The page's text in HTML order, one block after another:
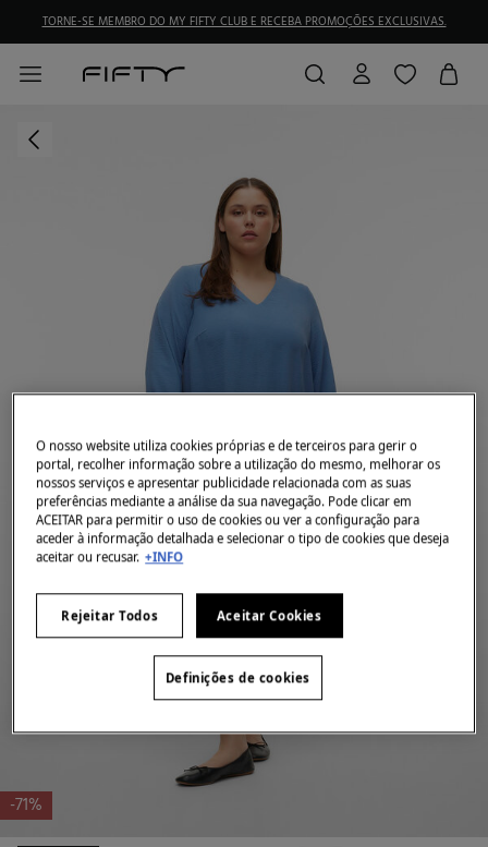
TORNE-SE MEMBRO DO MY FIFTY CLUB E RECEBA PROMOÇÕES EXCLUSIVAS.
-71%
O nosso website utiliza cookies próprias e de terceiros para gerir o
portal, recolher informação sobre a utilização do mesmo, melhorar os
nossos serviços e apresentar publicidade relacionada com as suas
preferências mediante a análise da sua navegação. Pode clicar em
ACEITAR para permitir o uso de cookies ou ver a configuração para
aceder à informação detalhada e selecionar o tipo de cookies que deseja
aceitar ou recusar. +INFO
Rejeitar Todos Aceitar Cookies
Definições de cookies